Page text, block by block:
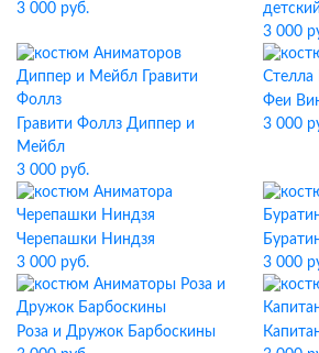
3 000 руб.
3 000
Гравити Фоллз Диппер и
Мейбл
3 000 руб.
Феи
3 000
Черепашки Ниндзя
3 000 руб.
3 000
Роза и Дружок Барбоскины